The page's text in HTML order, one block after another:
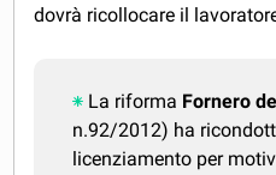
dovrà ricollocare il
La riforma Fornero
n.92/2012) ha
licenziamento per